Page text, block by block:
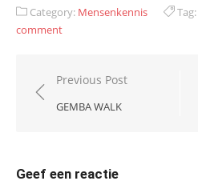
Category: Mensenkennis Tag:
comment
Bericht
navigatie
Previous Post
GEMBA WALK
Geef een reactie